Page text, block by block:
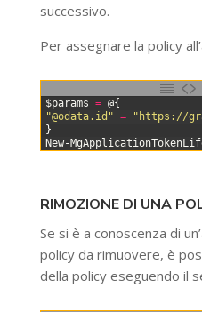
successivo.
Per assegnare la policy
$params = @{
"@odata.id" =
"https://
}
New-
RIMOZIONE DI UNA
Se si è a conoscenza di
policy da rimuovere, è
della policy eseguendo il